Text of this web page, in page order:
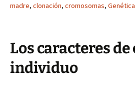
madre, clonación, cromosomas, Genética
Los caracteres de
individuo